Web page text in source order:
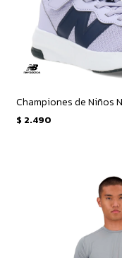
$ 2.490